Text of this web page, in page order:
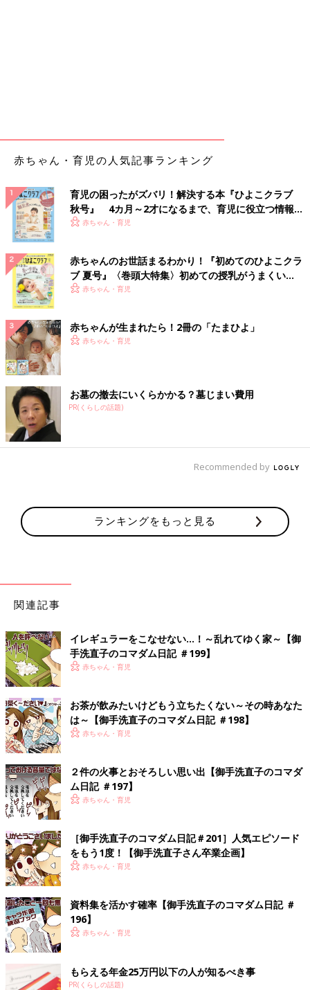
赤ちゃん・育児の人気記事ランキング
育児の困ったがズバリ！解決する本『ひよこクラブ
秋号』 4カ月～2才になるまで、育児に役立つ情報が
いっぱい！
赤ちゃん・育児
赤ちゃんのお世話まるわかり！『初めてのひよこクラ
ブ 夏号』〈巻頭大特集〉初めての授乳がうまくい
く！ おっぱい・ミルクの基本と夏のトラブル 解決テ
赤ちゃん・育児
赤ちゃんが生まれたら！2冊の「たまひよ」
赤ちゃん・育児
お墓の撤去にいくらかかる？墓じまい費用
PR(くらしの話題)
Recommended by
ランキングをもっと見る
関連記事
イレギュラーをこなせない…！～乱れてゆく家～【御
手洗直子のコマダム日記 ＃199】
赤ちゃん・育児
お茶が飲みたいけどもう立ちたくない～その時あなた
は～【御手洗直子のコマダム日記 ＃198】
赤ちゃん・育児
２件の火事とおそろしい思い出【御手洗直子のコマダ
ム日記 ＃197】
赤ちゃん・育児
［御手洗直子のコマダム日記＃201］人気エピソード
をもう1度！【御手洗直子さん卒業企画】
赤ちゃん・育児
資料集を活かす確率【御手洗直子のコマダム日記 ＃
196】
赤ちゃん・育児
もらえる年金25万円以下の人が知るべき事
PR(くらしの話題)